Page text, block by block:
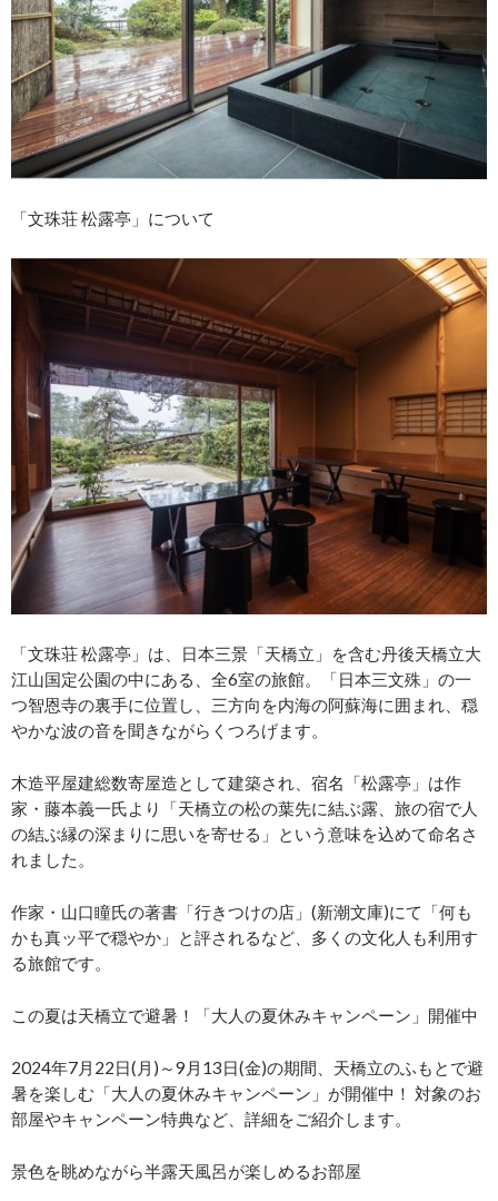
「文珠荘 松露亭」について
「文珠荘 松露亭」は、日本三景「天橋立」を含む丹後天橋立大
江山国定公園の中にある、全6室の旅館。「日本三文殊」の一
つ智恩寺の裏手に位置し、三方向を内海の阿蘇海に囲まれ、穏
やかな波の音を聞きながらくつろげます。
木造平屋建総数寄屋造として建築され、宿名「松露亭」は作
家・藤本義一氏より「天橋立の松の葉先に結ぶ露、旅の宿で人
の結ぶ縁の深まりに思いを寄せる」という意味を込めて命名さ
れました。
作家・山口瞳氏の著書「行きつけの店」(新潮文庫)にて「何も
かも真ッ平で穏やか」と評されるなど、多くの文化人も利用す
る旅館です。
この夏は天橋立で避暑！「大人の夏休みキャンペーン」開催中
2024年7月22日(月)～9月13日(金)の期間、天橋立のふもとで避
暑を楽しむ「大人の夏休みキャンペーン」が開催中！ 対象のお
部屋やキャンペーン特典など、詳細をご紹介します。
景色を眺めながら半露天風呂が楽しめるお部屋